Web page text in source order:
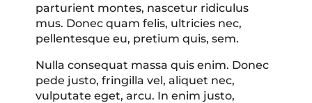
parturient montes, nascetur ridiculus
mus. Donec quam felis, ultricies nec,
pellentesque eu, pretium quis, sem.
Nulla consequat massa quis enim. Donec
pede justo, fringilla vel, aliquet nec,
vulputate eget, arcu. In enim justo,